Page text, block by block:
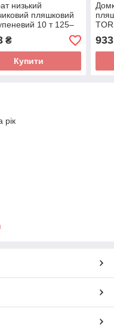
низький
пляшковий
10 т 125–
TORIN TH810002
₴
Купити
933
рік